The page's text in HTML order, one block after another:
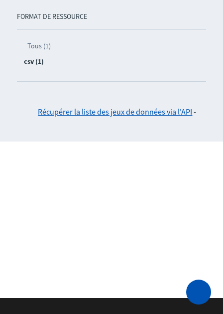
FORMAT DE RESSOURCE
Tous (1)
csv (1)
Récupérer la liste des jeux de données via l'API -